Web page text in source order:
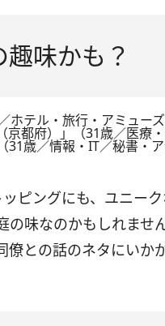
味かも？
テル・旅行・アミューズ
都府）」（31歳／医療
歳／情報・IT／秘書・ア
ピングにも、ユニー
味なのかもしれませ
との話のネタにいか